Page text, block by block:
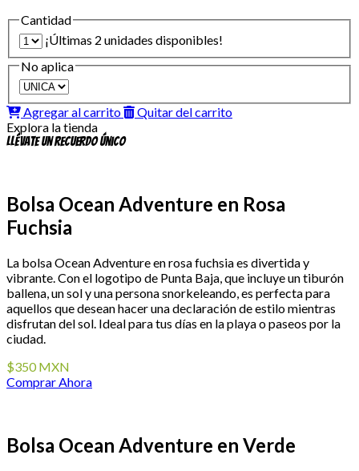
Cantidad
¡Últimas 2 unidades disponibles!
No aplica
Agregar al carrito
Quitar del carrito
Explora la tienda
Llévate un recuerdo único
Bolsa Ocean Adventure en Rosa
Fuchsia
La bolsa Ocean Adventure en rosa fuchsia es divertida y
vibrante. Con el logotipo de Punta Baja, que incluye un tiburón
ballena, un sol y una persona snorkeleando, es perfecta para
aquellos que desean hacer una declaración de estilo mientras
disfrutan del sol. Ideal para tus días en la playa o paseos por la
ciudad.
$350 MXN
Comprar Ahora
Bolsa Ocean Adventure en Verde